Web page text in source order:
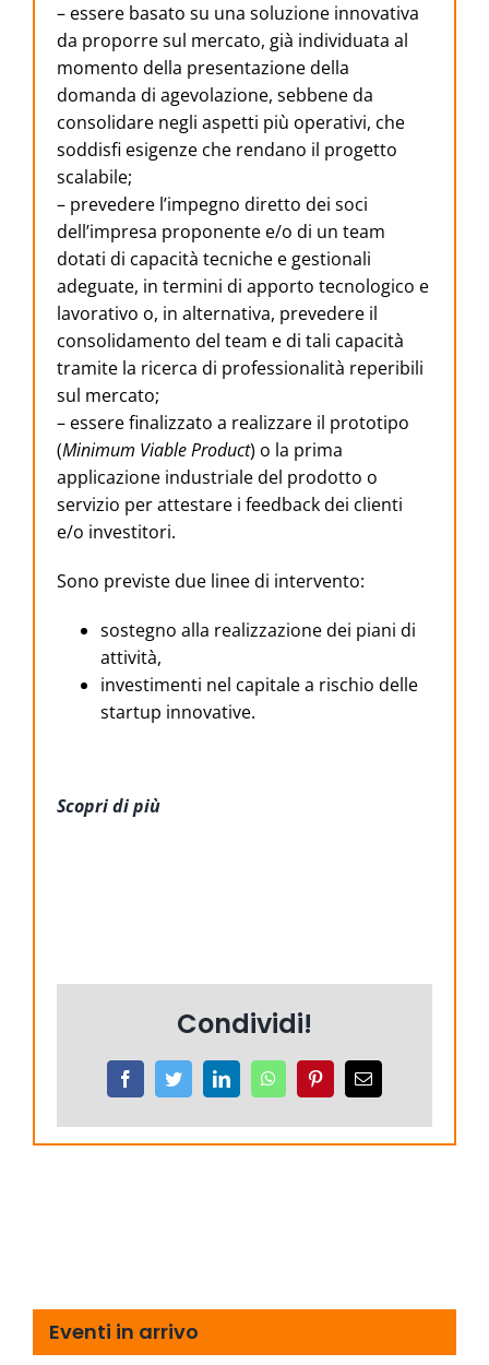
– essere basato su una soluzione innovativa
da proporre sul mercato, già individuata al
momento della presentazione della
domanda di agevolazione, sebbene da
consolidare negli aspetti più operativi, che
soddisfi esigenze che rendano il progetto
scalabile;
– prevedere l’impegno diretto dei soci
dell’impresa proponente e/o di un team
dotati di capacità tecniche e gestionali
adeguate, in termini di apporto tecnologico e
lavorativo o, in alternativa, prevedere il
consolidamento del team e di tali capacità
tramite la ricerca di professionalità reperibili
sul mercato;
– essere finalizzato a realizzare il prototipo
(Minimum Viable Product) o la prima
applicazione industriale del prodotto o
servizio per attestare i feedback dei clienti
e/o investitori.
Sono previste due linee di intervento:
sostegno alla realizzazione dei piani di
attività,
investimenti nel capitale a rischio delle
startup innovative.
Scopri di più
Condividi!
FacebookTwitterLinkedInWhatsAppPinterestEmail
Eventi in arrivo